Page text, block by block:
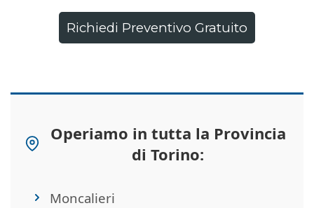
Richiedi Preventivo Gratuito
Operiamo in tutta la Provincia
di Torino:
Moncalieri